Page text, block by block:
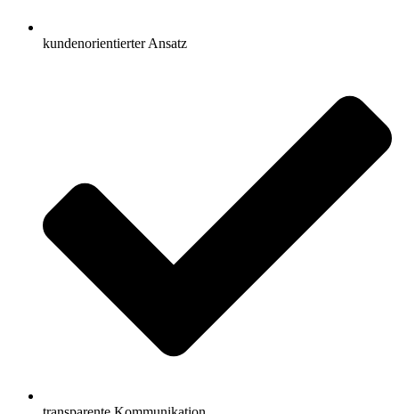
kundenorientierter Ansatz